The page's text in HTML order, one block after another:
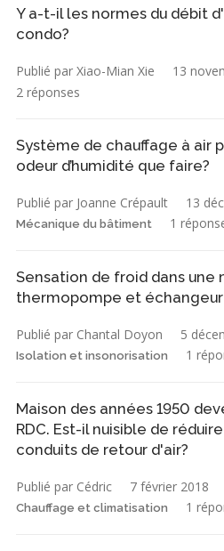
Y a-t-il les normes du débit
condo?
Publié par Xiao-Mian Xie 13
2 réponses
Système de chauffage à air
odeur d’humidité que faire?
Publié par Joanne Crépault 13
Mécanique du bâtiment 1
Sensation de froid dans une
thermopompe et échangeur
Publié par Chantal Doyon 5
Isolation et insonorisation 1
Maison des années 1950
RDC. Est-il nuisible de
conduits de retour d'air?
Publié par Cédric 7 février 2018
Chauffage et climatisation 1